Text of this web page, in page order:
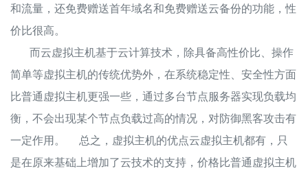
和流量，还免费赠送首年域名和免费赠送云备份的功能，性
价比很高。
而云虚拟主机基于云计算技术，除具备高性价比、操作
简单等虚拟主机的传统优势外，在系统稳定性、安全性方面
比普通虚拟主机更强一些，通过多台节点服务器实现负载均
衡，不会出现某个节点负载过高的情况，对防御黑客攻击有
一定作用。 总之，虚拟主机的优点云虚拟主机都有，只
是在原来基础上增加了云技术的支持，价格比普通虚拟主机